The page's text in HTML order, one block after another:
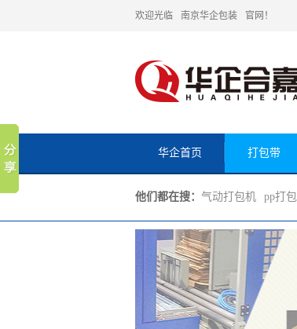
欢迎光临 南京华企包装 官网！
华企首页 打包带
他们都在搜： 气动打包机 pp打